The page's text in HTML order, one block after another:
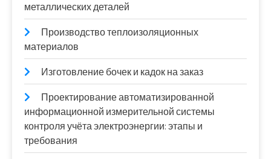
металлических деталей
Производство теплоизоляционных
материалов
Изготовление бочек и кадок на заказ
Проектирование автоматизированной
информационной измерительной системы
контроля учёта электроэнергии: этапы и
требования